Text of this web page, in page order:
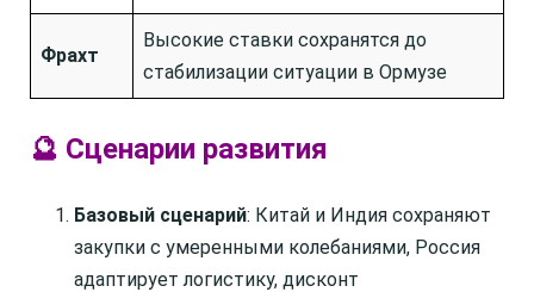
Фрахт
Высокие ставки сохранятся до
стабилизации ситуации в Ормузе
🔮 Сценарии развития
Базовый сценарий: Китай и Индия сохраняют
закупки с умеренными колебаниями, Россия
адаптирует логистику, дисконт